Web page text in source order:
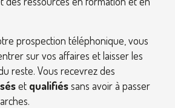
prospection téléphonique, vous
sur vos affaires et laisser les
reste. Vous recevrez des
et qualifiéssans avoir à passer